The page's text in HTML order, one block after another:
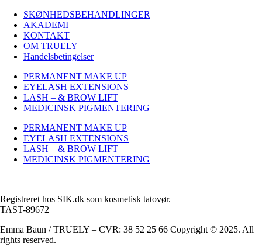
SKØNHEDSBEHANDLINGER
AKADEMI
KONTAKT
OM TRUELY
Handelsbetingelser
PERMANENT MAKE UP
EYELASH EXTENSIONS
LASH – & BROW LIFT
MEDICINSK PIGMENTERING
PERMANENT MAKE UP
EYELASH EXTENSIONS
LASH – & BROW LIFT
MEDICINSK PIGMENTERING
Registreret hos SIK.dk som kosmetisk tatovør.
TAST-89672
Emma Baun / TRUELY – CVR: 38 52 25 66 Copyright © 2025. All
rights reserved.